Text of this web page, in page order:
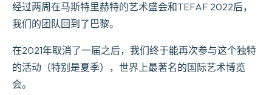
经过两周在马斯特里赫特的艺术盛会和TEFAF 2022后，
我们的团队回到了巴黎。
在2021年取消了一届之后，我们终于能再次参与这个独特
的活动（特别是夏季），世界上最著名的国际艺术博览
会。